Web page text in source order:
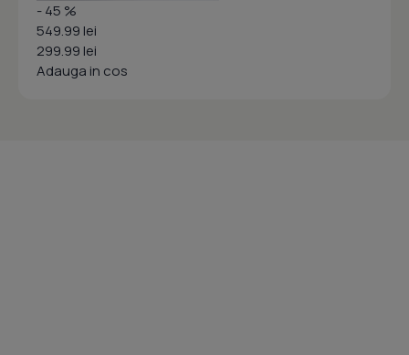
- 45 %
549.99 lei
299.99 lei
Adauga in cos